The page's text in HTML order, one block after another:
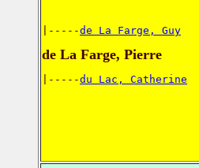
|-----de La Farge, Guy
de La Farge, Pierre
|-----du Lac, Catherine